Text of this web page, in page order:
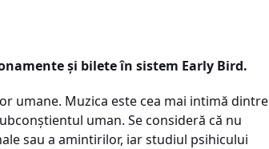
și bilete în sistem Early Bird.
umane. Muzica este cea mai intimă dintre
uman. Se consideră că nu
sau a amintirilor, iar studiul psihicului